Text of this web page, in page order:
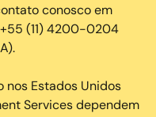
conosco em
(11) 4200-0204
Estados Unidos
Services dependem